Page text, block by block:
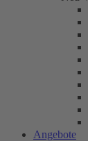
Angebote